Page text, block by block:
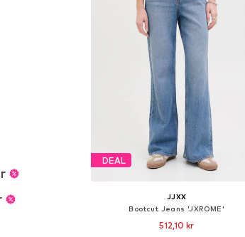
DEAL
JJXX
Bootcut Jeans 'JXROME'
512,10 kr